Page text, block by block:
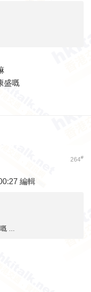
盛嘅
264#
編輯
...